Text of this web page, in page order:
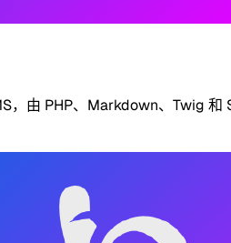
，由 PHP、Markdown、Twig 和